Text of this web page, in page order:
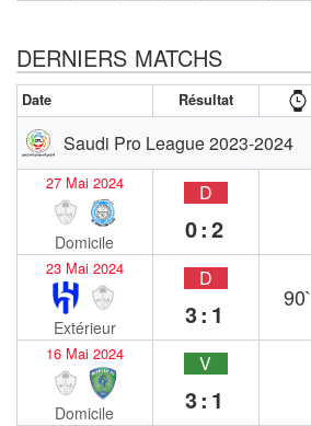
DERNIERS MATCHS
Date Résultat
Saudi Pro League 2023-2024
27 Mai 2024
Domicile
D
0:2
23 Mai 2024
Extérieur
D
3:1
90`
16 Mai 2024
Domicile
V
3:1